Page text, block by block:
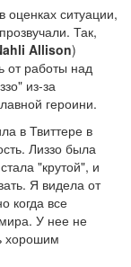
оценках ситуации,
Так,
Allison)
от работы над
из-за
героини.
в Твиттере в
Лиззо была
"крутой", и
Я видела от
когда все
У нее не
хорошим